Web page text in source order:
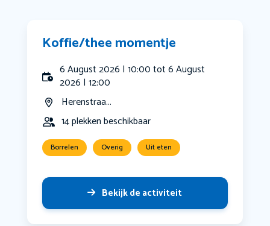
Koffie/thee momentje
6 August 2026 | 10:00 tot 6 August
2026 | 12:00
Herenstraa...
14 plekken beschikbaar
Borrelen Overig Uit eten
Bekijk de activiteit